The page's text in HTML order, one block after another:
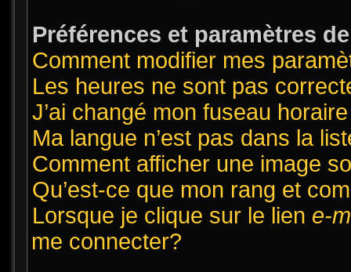
Préférences et paramètres
Comment modifier mes
Les heures ne sont pas
J’ai changé mon fuseau
Ma langue n’est pas dans la
Comment afficher une image
Qu’est-ce que mon rang et
Lorsque je clique sur le lien e-
me connecter?